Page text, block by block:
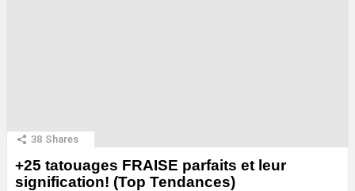
38 Shares
+25 tatouages ​​FRAISE parfaits et leur
signification! (Top Tendances)